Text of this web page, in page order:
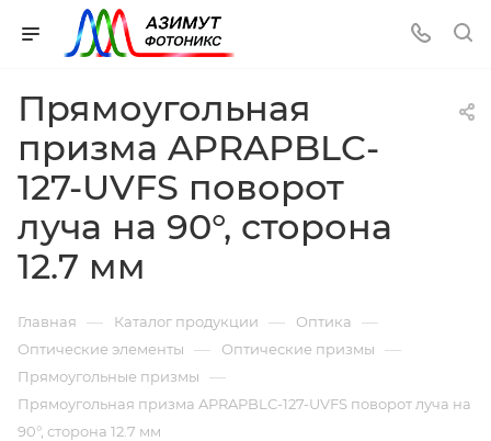
Прямоугольная
призма APRAPBLC-
127-UVFS поворот
луча на 90°, сторона
12.7 мм
Главная — Каталог продукции — Оптика —
Оптические элементы — Оптические призмы —
Прямоугольные призмы —
Прямоугольная призма APRAPBLC-127-UVFS поворот луча на
90°, сторона 12.7 мм